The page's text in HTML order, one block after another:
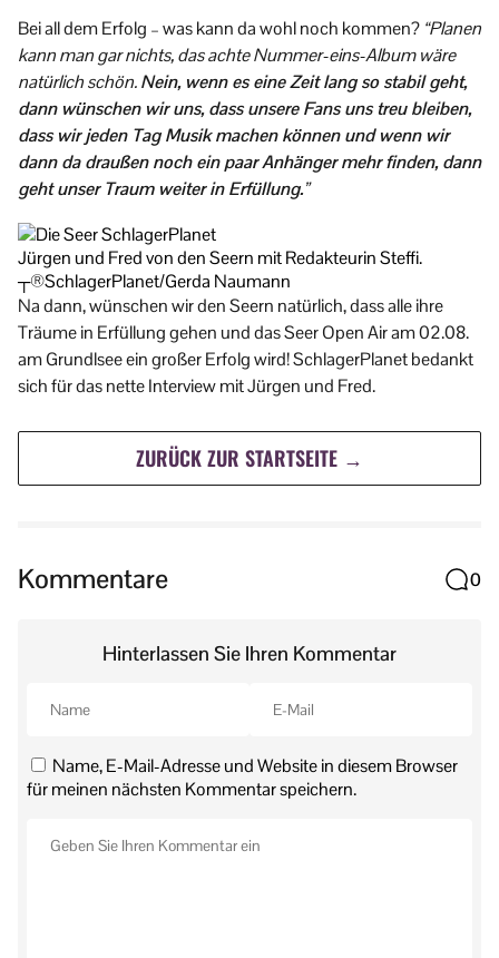
Bei all dem Erfolg – was kann da wohl noch kommen? “Planen
kann man gar nichts, das achte Nummer-eins-Album wäre
natürlich schön.Nein, wenn es eine Zeit lang so stabil geht,
dann wünschen wir uns, dass unsere Fans uns treu bleiben,
dass wir jeden Tag Musik machen können und wenn wir
dann da draußen noch ein paar Anhänger mehr finden, dann
geht unser Traum weiter in Erfüllung.”
Jürgen und Fred von den Seern mit Redakteurin Steffi.
┬®SchlagerPlanet/Gerda Naumann
Na dann, wünschen wir den Seern natürlich, dass alle ihre
Träume in Erfüllung gehen und das Seer Open Air am 02.08.
am Grundlsee ein großer Erfolg wird! SchlagerPlanet bedankt
sich für das nette Interview mit Jürgen und Fred.
ZURÜCK ZUR STARTSEITE →
Kommentare 0
Hinterlassen Sie Ihren Kommentar
Name, E-Mail-Adresse und Website in diesem Browser
für meinen nächsten Kommentar speichern.